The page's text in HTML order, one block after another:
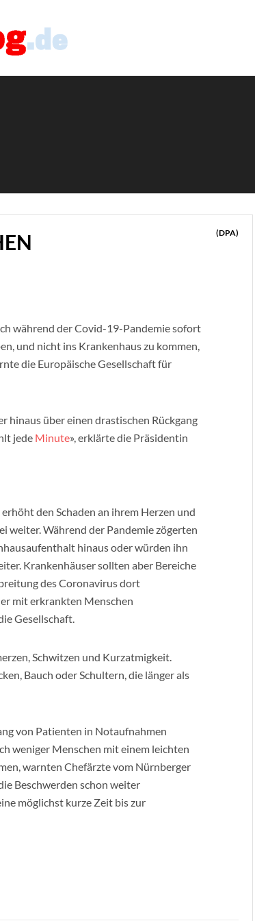
(DPA)
während der Covid-19-Pandemie sofort
und nicht ins Krankenhaus zu kommen,
die Europäische Gesellschaft für
hinaus über einen drastischen Rückgang
jede Minute», erklärte die Präsidentin
erhöht den Schaden an ihrem Herzen und
weiter. Während der Pandemie zögerten
hinaus oder würden ihn
Krankenhäuser sollten aber Bereiche
des Coronavirus dort
mit erkrankten Menschen
Gesellschaft.
Schwitzen und Kurzatmigkeit.
Bauch oder Schultern, die länger als
von Patienten in Notaufnahmen
weniger Menschen mit einem leichten
warnten Chefärzte vom Nürnberger
Beschwerden schon weiter
möglichst kurze Zeit bis zur